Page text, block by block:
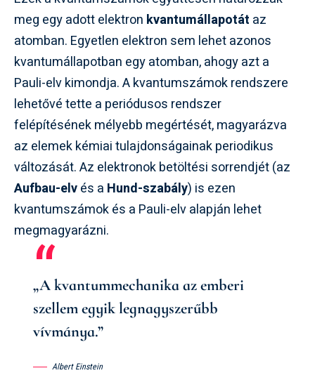
meg egy adott elektron kvantumállapotát az
atomban. Egyetlen elektron sem lehet azonos
kvantumállapotban egy atomban, ahogy azt a
Pauli-elv kimondja. A kvantumszámok rendszere
lehetővé tette a periódusos rendszer
felépítésének mélyebb megértését, magyarázva
az elemek kémiai tulajdonságainak periodikus
változását. Az elektronok betöltési sorrendjét (az
Aufbau-elvés a Hund-szabály) is ezen
kvantumszámok és a Pauli-elv alapján lehet
megmagyarázni.
„A kvantummechanika az emberi
szellem egyik legnagyszerűbb
vívmánya.”
Albert Einstein